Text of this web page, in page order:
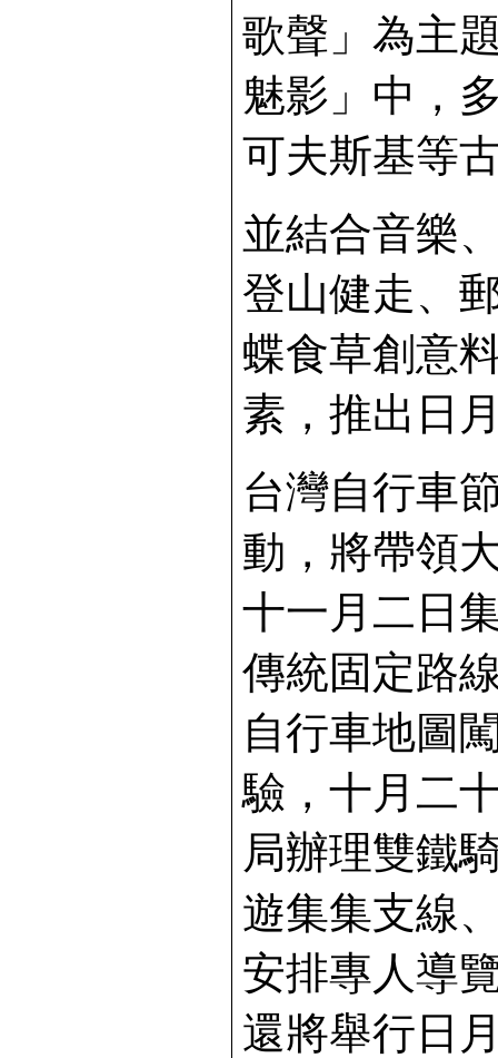
歌聲」為主
魅影」中，
可夫斯基等
並結合音樂
登山健走、
蝶食草創意
素，推出日
台灣自行車
動，將帶領
十一月二日
傳統固定路
自行車地圖
驗，十月二
局辦理雙鐵
遊集集支線
安排專人導
還將舉行日